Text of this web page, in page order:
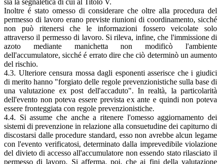
Inoltre é stato omesso di considerare che oltre alla procedura del
permesso di lavoro erano previste riunioni di coordinamento, sicché
non può ritenersi che le informazioni fossero veicolate solo
attraverso il permesso di lavoro. Si rileva, infine, che l'immissione di
azoto mediante manichetta non modificò l'ambiente
dell'accumulatore, sicché é errato dire che ciò determinò un aumento
del rischio.
4.3. Ulteriore censura mossa dagli esponenti asserisce che i giudici
di merito hanno "forgiato delle regole prevenzionistiche sulla base di
una valutazione ex post dell'accaduto". In realtà, la particolarità
dell'evento non poteva essere prevista ex ante e quindi non poteva
essere fronteggiata con regole prevenzionistiche.
4.4. Si assume che anche a ritenere l'omesso aggiornamento dei
sistemi di prevenzione in relazione alla consuetudine dei capiturno di
discostarsi dalle procedure standard, esso non avrebbe alcun legame
con l'evento verificatosi, determinato dalla imprevedibile violazione
del divieto di accesso all'accumulatore non essendo stato rilasciato il
permesso di lavoro. Si afferma, poi, che ai fini della valutazione